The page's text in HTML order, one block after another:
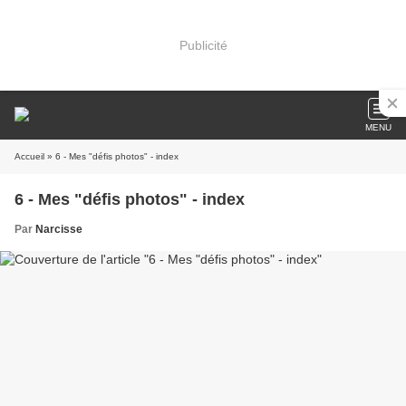
Publicité
MENU
Accueil » 6 - Mes "défis photos" - index
6 - Mes "défis photos" - index
Par Narcisse